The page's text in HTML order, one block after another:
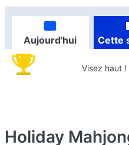
Aujourd'hui Cette
Visez haut !
Holiday